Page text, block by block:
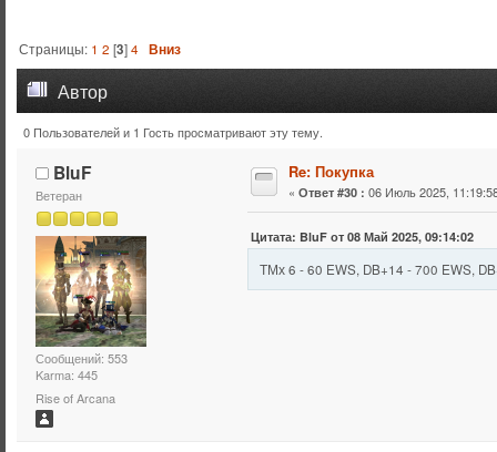
Страницы: 1 2 [3]4 Вниз
Автор
Тема: Покупка (Прочитано 55306 раз)
0 Пользователей и 1 Гость просматривают эту тему.
BluF
Ветеран
Сообщений: 553
Karma: 445
Rise of Arcana
Re: Покупка
« Ответ #30 : 06 Июль 2025,
Цитата: BluF от 08 Май 2025, 09:14:02
ТМх 6 - 60 EWS, DB+14 - 700 EWS,